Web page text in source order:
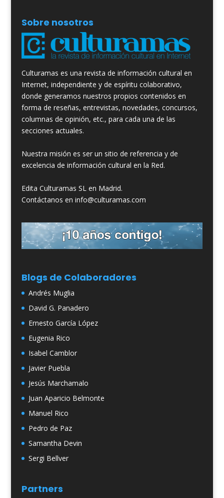
Sobre nosotros
Culturamas es una revista de información cultural en
Internet, independiente y de espíritu colaborativo,
donde generamos nuestros propios contenidos en
forma de reseñas, entrevistas, novedades, concursos,
columnas de opinión, etc., para cada una de las
secciones actuales.
Nuestra misión es ser un sitio de referencia y de
excelencia de información cultural en la Red.
Edita Culturamas SL en Madrid.
Contáctanos en info@culturamas.com
Blogs de Colaboradores
Andrés Muglia
David G. Panadero
Ernesto García López
Eugenia Rico
Isabel Camblor
Javier Puebla
Jesús Marchamalo
Juan Aparicio Belmonte
Manuel Rico
Pedro de Paz
Samantha Devin
Sergi Bellver
Partners